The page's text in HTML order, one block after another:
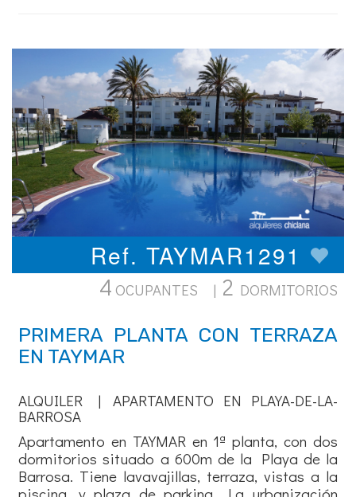
Ref. TAYMAR1291
4 OCUPANTES | 2 DORMITORIOS
PRIMERA PLANTA CON TERRAZA
EN TAYMAR
ALQUILER | APARTAMENTO EN PLAYA-DE-LA-
BARROSA
Apartamento en TAYMAR en 1ª planta, con dos
dormitorios situado a 600m de la Playa de la
Barrosa. Tiene lavavajillas, terraza, vistas a la
piscina, y plaza de parking. La urbanización